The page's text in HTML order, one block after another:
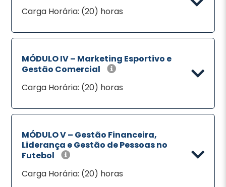
Carga Horária: (20) horas
MÓDULO IV – Marketing Esportivo e
Gestão Comercial
Carga Horária: (20) horas
MÓDULO V – Gestão Financeira,
Liderança e Gestão de Pessoas no
Futebol
Carga Horária: (20) horas